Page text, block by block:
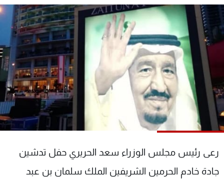
رعى رئيس مجلس الوزراء سعد الحريري حفل تدشين
جادة خادم الحرمين الشريفين الملك سلمان بن عبد
سياسة ناس
إقتصاد فن
منوعات
كأس العالم
البرامج
جدول البرامج
شاهد البرامج